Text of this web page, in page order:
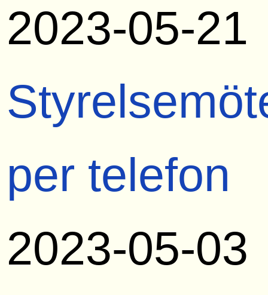
2023-05-21
per telefon
2023-05-03